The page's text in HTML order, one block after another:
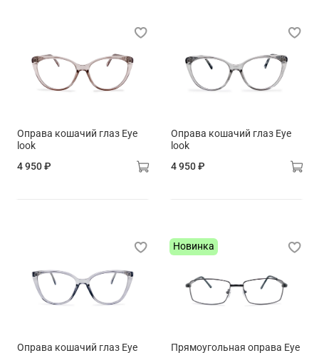
Оправа кошачий глаз Eye
look
4 950 ₽
Оправа кошачий глаз Eye
look
4 950 ₽
Оправа кошачий глаз Eye
Новинка
Прямоугольная оправа Eye